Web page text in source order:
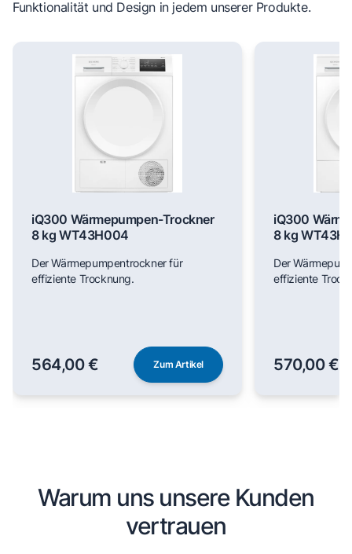
Funktionalität und Design in jedem unserer Produkte.
iQ300 Wärmepumpen-Trockner
8 kg WT43H004
Der Wärmepumpentrockner für
effiziente Trocknung.
564,00 € Zum Artikel
iQ300
8 kg
Der
effiziente
570,00 €
Warum uns unsere Kunden
vertrauen